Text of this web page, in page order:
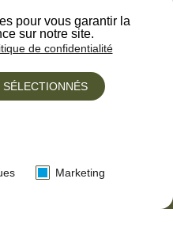
pour vous garantir la
sur notre site.
de confidentialité
Marketing
© 2013- 2026